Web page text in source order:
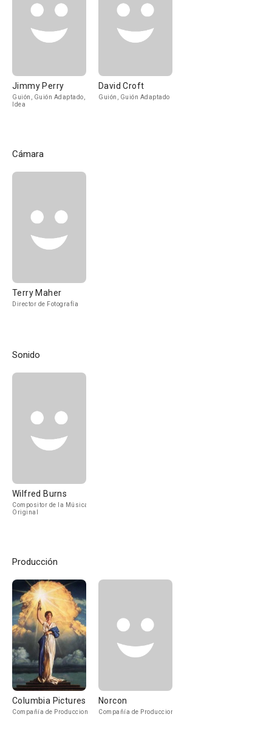
Jimmy Perry
Guión, Guión Adaptado,
Idea
David Croft
Guión, Guión Adaptado
Cámara
Terry Maher
Director de Fotografía
Sonido
Wilfred Burns
Compositor de la Música
Original
Producción
Columbia Pictures
Compañía de Produccion
Norcon
Compañía de Produccion